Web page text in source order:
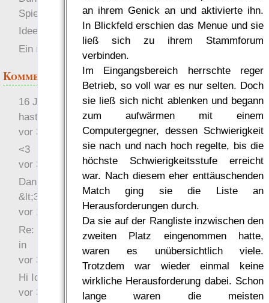
an ihrem Genick an und aktivierte ihn.
In Blickfeld erschien das Menue und sie
ließ sich zu ihrem Stammforum
verbinden.
Im Eingangsbereich herrschte reger
Betrieb, so voll war es nur selten. Doch
sie ließ sich nicht ablenken und begann
zum aufwärmen mit einem
Computergegner, dessen Schwierigkeit
sie nach und nach hoch regelte, bis die
höchste Schwierigkeitsstufe erreicht
war. Nach diesem eher enttäuschenden
Match ging sie die Liste an
Herausforderungen durch.
Da sie auf der Rangliste inzwischen den
zweiten Platz eingenommen hatte,
waren es unübersichtlich viele.
Trotzdem war wieder einmal keine
wirkliche Herausforderung dabei. Schon
lange waren die meisten
Spielbericht (top!)
Ideen für Fertigkeiten
Ein neuer Anfang
Kommentare
16 Jahre später: mist, du
hast Recht …
vor 31 Wochen 2 Tage
<3
vor 34 Wochen 3 Tage
Danke für das Statement
&lt;3
vor 1 Jahr 48 Wochen
Re: Hi Ich bin völlig neu
in
vor 3 Jahre 32 Wochen
Hi Ich bin völlig neu in
vor 3 Jahre 45 Wochen